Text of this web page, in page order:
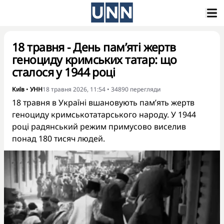
18 травня - День пам’яті жертв
геноциду кримських татар: що
сталося у 1944 році
Київ • УНН18 травня 2026, 11:54 • 34890 перегляди
18 травня в Україні вшановують пам’ять жертв
геноциду кримськотатарського народу. У 1944
році радянський режим примусово виселив
понад 180 тисяч людей.